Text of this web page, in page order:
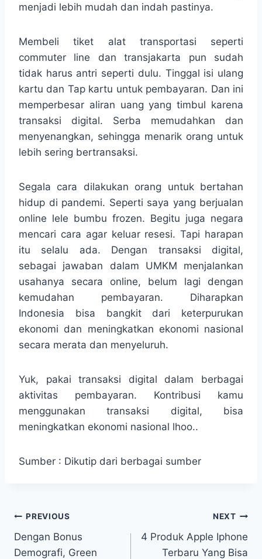
menjadi lebih mudah dan indah pastinya.
Membeli tiket alat transportasi seperti
commuter line dan transjakarta pun sudah
tidak harus antri seperti dulu. Tinggal isi ulang
kartu dan Tap kartu untuk pembayaran. Dan ini
memperbesar aliran uang yang timbul karena
transaksi digital. Serba memudahkan dan
menyenangkan, sehingga menarik orang untuk
lebih sering bertransaksi.
Segala cara dilakukan orang untuk bertahan
hidup di pandemi. Seperti saya yang berjualan
online lele bumbu frozen. Begitu juga negara
mencari cara agar keluar resesi. Tapi harapan
itu selalu ada. Dengan transaksi digital,
sebagai jawaban dalam UMKM menjalankan
usahanya secara online, belum lagi dengan
kemudahan pembayaran. Diharapkan
Indonesia bisa bangkit dari keterpurukan
ekonomi dan meningkatkan ekonomi nasional
secara merata dan menyeluruh.
Yuk, pakai transaksi digital dalam berbagai
aktivitas pembayaran. Kontribusi kamu
menggunakan transaksi digital, bisa
meningkatkan ekonomi nasional lhoo..
Sumber : Dikutip dari berbagai sumber
Navigasi
pos
PREVIOUS
Dengan Bonus
Demografi, Green
NEXT
4 Produk Apple Iphone
Terbaru Yang Bisa